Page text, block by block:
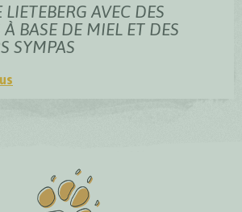
AVEC DES
BASE DE MIEL ET DES
SYMPAS